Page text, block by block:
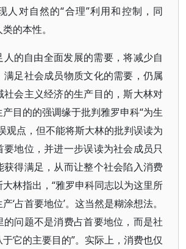
人对自然的“合理”利用和控制，同
的本性。
人的自由全面发展的需要，将减少自
满足社会成员物质文化的需要，仍属
社会主义经济的生产目的，斯大林对
目的的强调缘于批判雅罗申科“为生
观点，但不能将斯大林的批判误读为
地位，并进一步误读为社会成员只
获得满足，从而让整个社会陷入消费
林指出，“雅罗申科同志以为这里所
‘占首要地位’。这当然是糊涂想法。
的问题不是消费占首要地位，而是社
它的主要目的”。实际上，消费也仅